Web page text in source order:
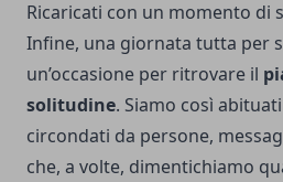
Ricaricati con un momento di
Infine, una giornata tutta per
un’occasione per ritrovare il
solitudine. Siamo così
circondati da persone,
che, a volte, dimentichiamo